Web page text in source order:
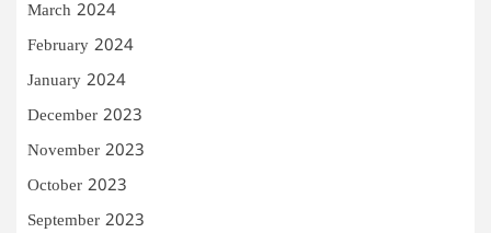
March 2024
February 2024
January 2024
December 2023
November 2023
October 2023
September 2023